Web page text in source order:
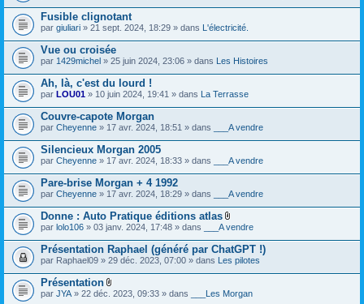
Fusible clignotant
par giuliari » 21 sept. 2024, 18:29 » dans L'électricité.
Vue ou croisée
par 1429michel » 25 juin 2024, 23:06 » dans Les Histoires
Ah, là, c'est du lourd !
par LOU01 » 10 juin 2024, 19:41 » dans La Terrasse
Couvre-capote Morgan
par Cheyenne » 17 avr. 2024, 18:51 » dans ___A vendre
Silencieux Morgan 2005
par Cheyenne » 17 avr. 2024, 18:33 » dans ___A vendre
Pare-brise Morgan + 4 1992
par Cheyenne » 17 avr. 2024, 18:29 » dans ___A vendre
Donne : Auto Pratique éditions atlas
F
c
h
i
e
(
par lolo106 » 03 janv. 2024, 17:48 » dans ___A vendre
Présentation Raphael (généré par ChatGPT !)
par Raphael09 » 29 déc. 2023, 07:00 » dans Les pilotes
Présentation
F
par JYA » 22 déc. 2023, 09:33 » dans ___Les Morgan